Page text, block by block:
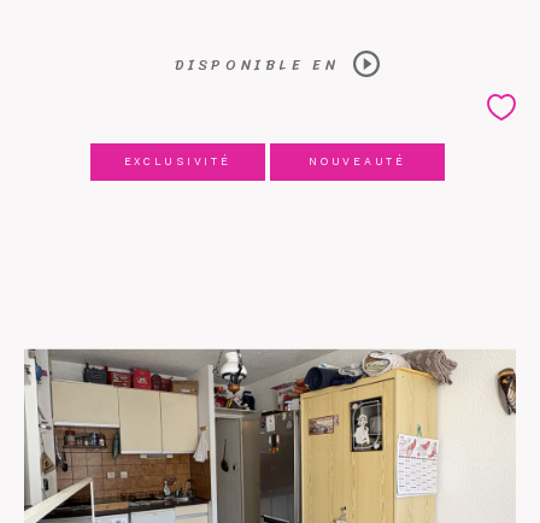
DISPONIBLE EN
EXCLUSIVITÉ NOUVEAUTÉ